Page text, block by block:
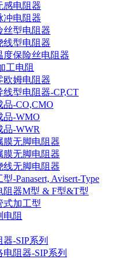
电阻器
电阻器
型电阻器
型电阻器
保险丝电阻器
工电阻
姆电阻器
型电阻器-CP,CT
-CO,CMO
-WMO
-WWR
无脚电阻器
无脚电阻器
无脚电阻器
-Panasert, Avisert-Type
器M型 & F型&T型
加工型
阻
-SIP系列
阻器-SIP系列